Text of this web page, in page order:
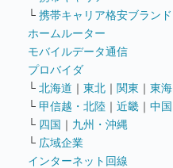
└ 携帯キャリア格安ブランド
ホームルーター
モバイルデータ通信
プロバイダ
└ 北海道 ｜ 東北 ｜ 関東 ｜ 東海
└ 甲信越・北陸 ｜ 近畿 ｜ 中国
└ 四国 ｜ 九州・沖縄
└ 広域企業
インターネット回線